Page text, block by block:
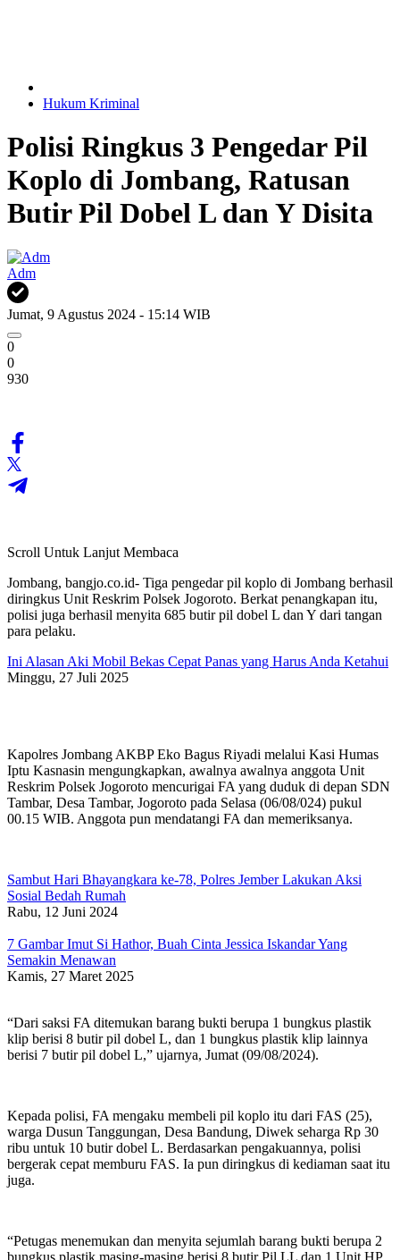
Hukum Kriminal
Polisi Ringkus 3 Pengedar Pil
Koplo di Jombang, Ratusan
Butir Pil Dobel L dan Y Disita
Adm
Jumat, 9 Agustus 2024 - 15:14 WIB
0
0
930
Scroll Untuk Lanjut Membaca
Jombang, bangjo.co.id- Tiga pengedar pil koplo di Jombang berhasil
diringkus Unit Reskrim Polsek Jogoroto. Berkat penangkapan itu,
polisi juga berhasil menyita 685 butir pil dobel L dan Y dari tangan
para pelaku.
Ini Alasan Aki Mobil Bekas Cepat Panas yang Harus Anda Ketahui
Minggu, 27 Juli 2025
Kapolres Jombang AKBP Eko Bagus Riyadi melalui Kasi Humas
Iptu Kasnasin mengungkapkan, awalnya awalnya anggota Unit
Reskrim Polsek Jogoroto mencurigai FA yang duduk di depan SDN
Tambar, Desa Tambar, Jogoroto pada Selasa (06/08/024) pukul
00.15 WIB. Anggota pun mendatangi FA dan memeriksanya.
Sambut Hari Bhayangkara ke-78, Polres Jember Lakukan Aksi
Sosial Bedah Rumah
Rabu, 12 Juni 2024
7 Gambar Imut Si Hathor, Buah Cinta Jessica Iskandar Yang
Semakin Menawan
Kamis, 27 Maret 2025
“Dari saksi FA ditemukan barang bukti berupa 1 bungkus plastik
klip berisi 8 butir pil dobel L, dan 1 bungkus plastik klip lainnya
berisi 7 butir pil dobel L,” ujarnya, Jumat (09/08/2024).
Kepada polisi, FA mengaku membeli pil koplo itu dari FAS (25),
warga Dusun Tanggungan, Desa Bandung, Diwek seharga Rp 30
ribu untuk 10 butir dobel L. Berdasarkan pengakuannya, polisi
bergerak cepat memburu FAS. Ia pun diringkus di kediaman saat itu
juga.
“Petugas menemukan dan menyita sejumlah barang bukti berupa 2
bungkus plastik masing-masing berisi 8 butir Pil LL dan 1 Unit HP